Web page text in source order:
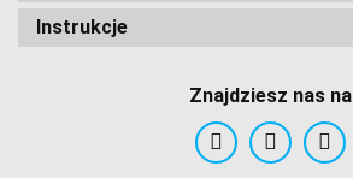
Instrukcje
Znajdziesz nas na